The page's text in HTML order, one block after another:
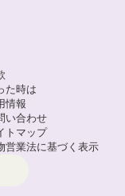
た時は
情報
い合わせ
トマップ
営業法に基づく表示